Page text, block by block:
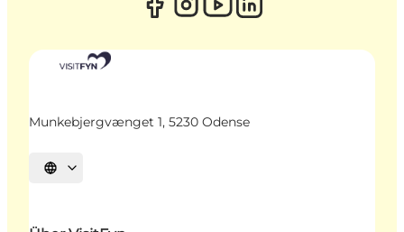
Munkebjergvænget 1, 5230 Odense
Sprache auswählen